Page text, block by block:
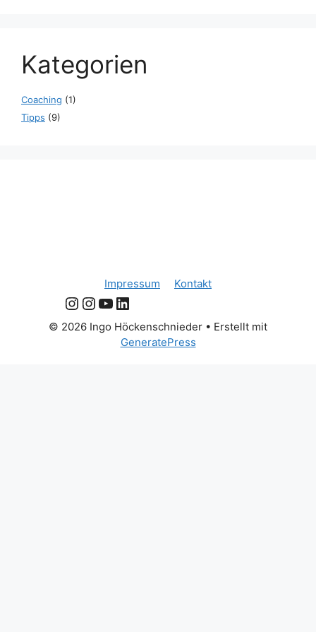
Kategorien
Coaching (1)
Tipps (9)
Impressum Kontakt
Instagram Instagram YouTube LinkedIn
© 2026 Ingo Höckenschnieder • Erstellt mit
GeneratePress